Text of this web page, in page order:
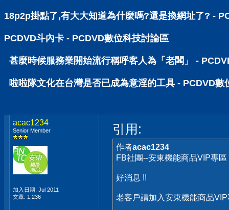
18p2p掛點了,有大大知道為什麼嗎?還是換網址了? -
PCDVD斗內卡 - PCDVD數位科技討論區
甚麼時候服務業開始流行稱呼客人為「老闆」 -
啦啦隊文化在台灣是否已成為意淫的工具 - PCDVD數
acac1234
Senior Member
加入日期: Jul 2011
文章: 1,236
引用:
作者acac1234
FB社團--安東機能商品VIP專區
好消息 !!
老客戶請加入安東機能商品